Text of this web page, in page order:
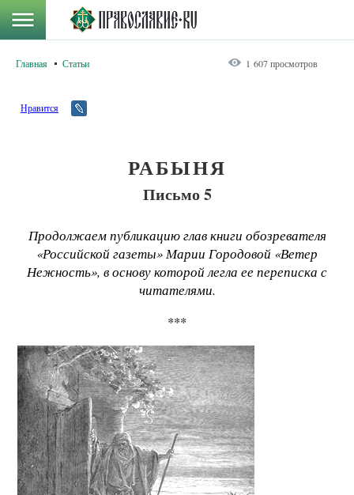
Главная Статьи 1 607 просмотров
Нравится
РАБЫНЯ
Письмо 5
Продолжаем публикацию глав книги обозревателя
«Российской газеты» Марии Городовой «Ветер
Нежность», в основу которой легла ее переписка с
читателями.
***